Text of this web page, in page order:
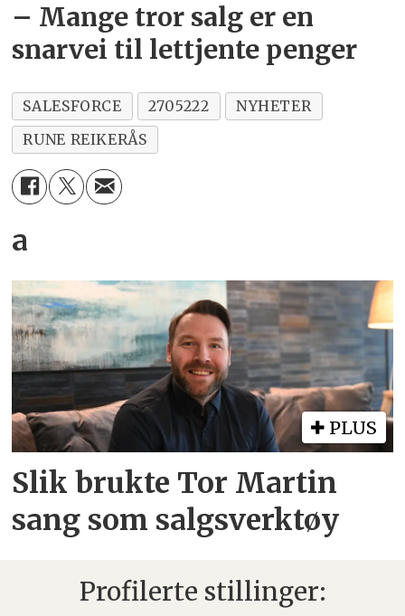
– Mange tror salg er en
snarvei til lettjente penger
SALESFORCE 2705222
NYHETER
RUNE REIKERÅS
a
PLUS
Slik brukte Tor Martin
sang som salgsverktøy
Profilerte stillinger: